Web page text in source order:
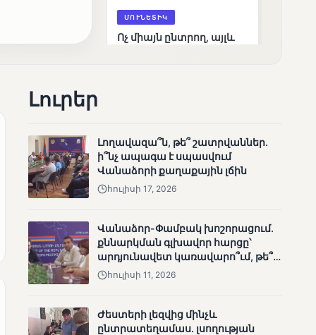
ՄՈՒՆԵՏԻԿ
Ոչ միայն ընտրող, այլև
անհետացած
անչափահասների
որոնողական
աշխատանքները
Լուրեր
Լողավազա՞ն, թե՞ շատրվաններ.
ի՞նչ ապագա է սպասվում
Վանաձորի քաղաքային լճին
հուլիսի 17, 2026
Վանաձոր-Փամբակ խոշորացում.
քննարկման գլխավոր հարցը՝
արդյունավետ կառավարո՞ւմ, թե՞
քաղաքական նպատակ
հուլիսի 11, 2026
Ժեստերի լեզվից մինչև
ընտրատեղամաս. լսողության